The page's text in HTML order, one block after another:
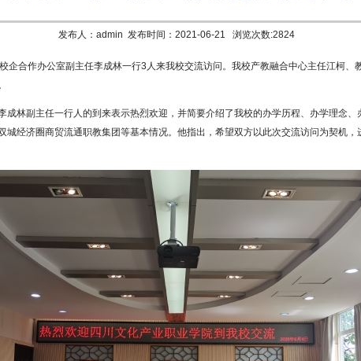
发布人：admin 发布时间：2021-06-21 浏览次数:2824
企合作办公室副主任李成林一行3人来我校交流访问。我校产教融合中心主任江柯、
成林副主任一行人的到来表示热烈欢迎，并简要介绍了我校的办学历程、办学理念
城经济圈商贸流通职教集团等基本情况。他指出，希望双方以此次交流访问为契机